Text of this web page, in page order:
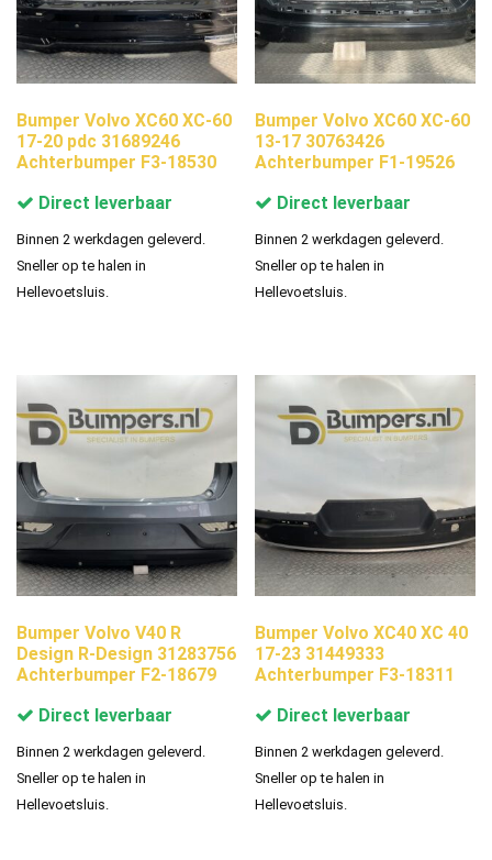
Bumper Volvo XC60 XC-60
17-20 pdc 31689246
Achterbumper F3-18530
Direct leverbaar
Binnen 2 werkdagen geleverd.
Sneller op te halen in
Hellevoetsluis.
Bumper Volvo XC60 XC-60
13-17 30763426
Achterbumper F1-19526
Direct leverbaar
Binnen 2 werkdagen geleverd.
Sneller op te halen in
Hellevoetsluis.
Bumper Volvo V40 R
Design R-Design 31283756
Achterbumper F2-18679
Direct leverbaar
Binnen 2 werkdagen geleverd.
Sneller op te halen in
Hellevoetsluis.
Bumper Volvo XC40 XC 40
17-23 31449333
Achterbumper F3-18311
Direct leverbaar
Binnen 2 werkdagen geleverd.
Sneller op te halen in
Hellevoetsluis.